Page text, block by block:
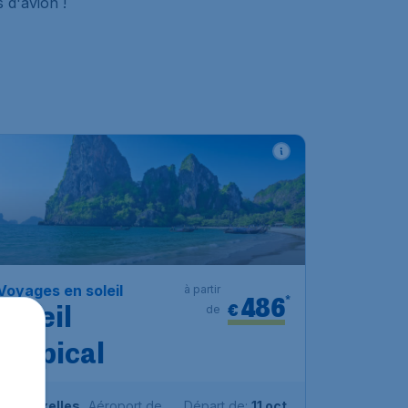
en soleil
Soleil
tropical
€486*
à partir
de